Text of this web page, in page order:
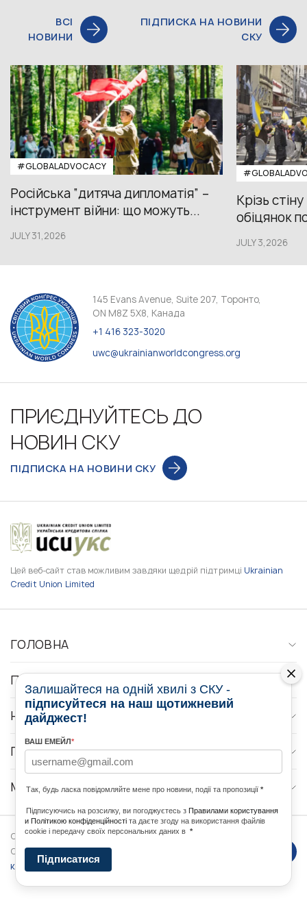
ВСІ
НОВИНИ
ПІДПИСКА НА НОВИНИ
СКУ
#GLOBALADVOCACY
Російська “дитяча дипломатія” –
інструмент війни: що можуть...
JULY 31,2026
Крізь
обіцянок
JULY 3,2026
145 Evans Avenue, Suite 207, Торонто,
ON M8Z 5X8, Канада
+1 416 323-3020
uwc@ukrainianworldcongress.org
ПРИЄДНУЙТЕСЬ ДО
НОВИН СКУ
ПІДПИСКА НА НОВИНИ СКУ
Цей веб-сайт став можливим завдяки щедрій підтримці Ukrainian
Credit Union Limited
ГОЛОВНА
ПРО НАС
НОВИНИ
ПРОГРАМИ
МЕДІА КОНТАКТИ
Copyright © 2026 Ukrainian World
Congress. Powered byDForce
конфеденційності
Залишайтеся на одній хвилі з СКУ -
підписуйтеся на наш щотижневий
дайджест!
ВАШ ЕМЕЙЛ*
Так, будь ласка повідомляйте мене про новини, події та пропозиції *
Підписуючись на розсилку, ви погоджуєтесь з Правилами користування
и Політикою конфіденційності та даєте згоду на використання файлів
cookie і передачу своїх персональних даних в *
Підписатися